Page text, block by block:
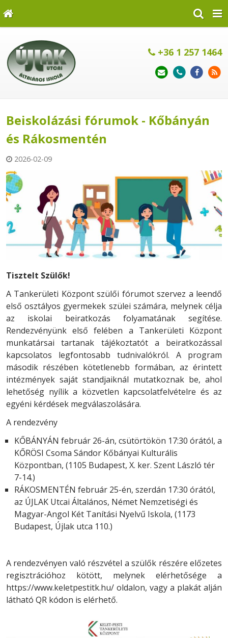
+36 1 257 1464
Beiskolázási fórumok - Kőbányán
és Rákosmentén
2026-02-09
Tisztelt Szülők!
A Tankerületi Központ szülői fórumot szervez a leendő
első osztályos gyermekek szülei számára, melynek célja
az iskolai beiratkozás folyamatának segítése.
Rendezvényünk első felében a Tankerületi Központ
munkatársai tartanak tájékoztatót a beiratkozással
kapcsolatos legfontosabb tudnivalókról. A program
második részében kötetlenebb formában, az érintett
intézmények saját standjaiknál mutatkoznak be, ahol
lehetőség nyílik a közvetlen kapcsolatfelvételre és az
egyéni kérdések megválaszolására.
A rendezvény
KŐBÁNYÁN február 26-án, csütörtökön 17:30 órától, a
KŐRÖSI Csoma Sándor Kőbányai Kulturális
Központban, (1105 Budapest, X. ker. Szent László tér
7-14.)
RÁKOSMENTÉN február 25-én, szerdán 17:30 órától,
az ÚJLAK Utcai Általános, Német Nemzetiségi és
Magyar-Angol Két Tanítási Nyelvű Iskola, (1173
Budapest, Újlak utca 110.)
A rendezvényen való részvétel a szülők részére előzetes
regisztrációhoz kötött, melynek elérhetősége a
https://www.keletpestitk.hu/ oldalon, vagy a plakát alján
látható QR kódon is elérhető.